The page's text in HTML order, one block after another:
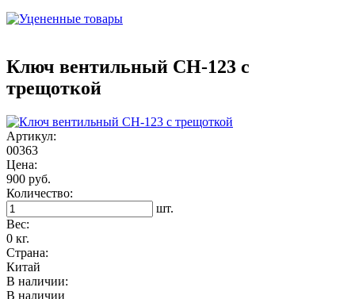
Ключ вентильный CH-123 с
трещоткой
Артикул:
00363
Цена:
900 руб.
Количество:
шт.
Вес:
0 кг.
Страна:
Китай
В наличии:
В наличии